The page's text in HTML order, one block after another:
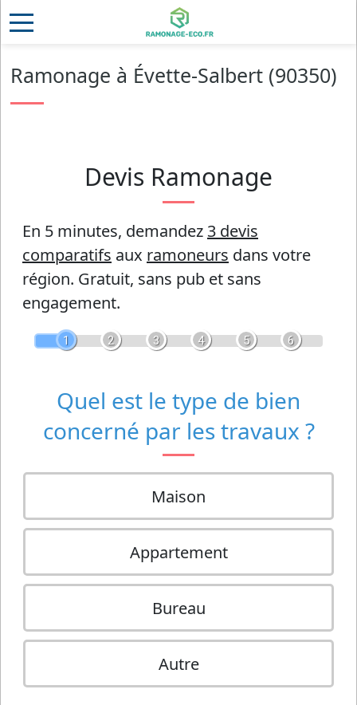
Ramonage à Évette-Salbert (90350)
Devis Ramonage
En 5 minutes, demandez 3 devis
comparatifs aux ramoneurs dans votre
région. Gratuit, sans pub et sans
engagement.
1 2 3 4 5 6
Quel est le type de bien
concerné par les travaux ?
Maison
Appartement
Bureau
Autre